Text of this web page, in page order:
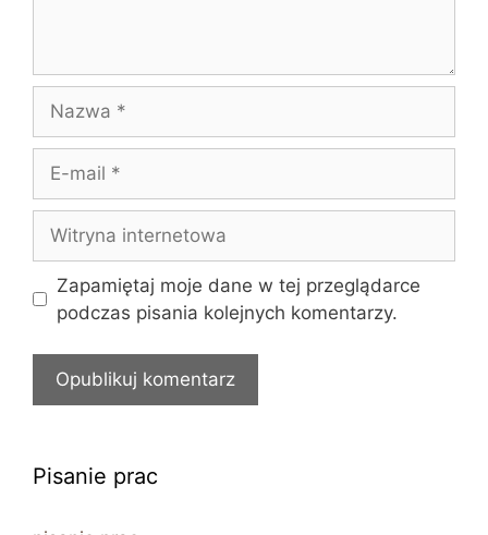
mail
internetowa
Zapamiętaj moje dane w tej przeglądarce
podczas pisania kolejnych komentarzy.
Pisanie prac